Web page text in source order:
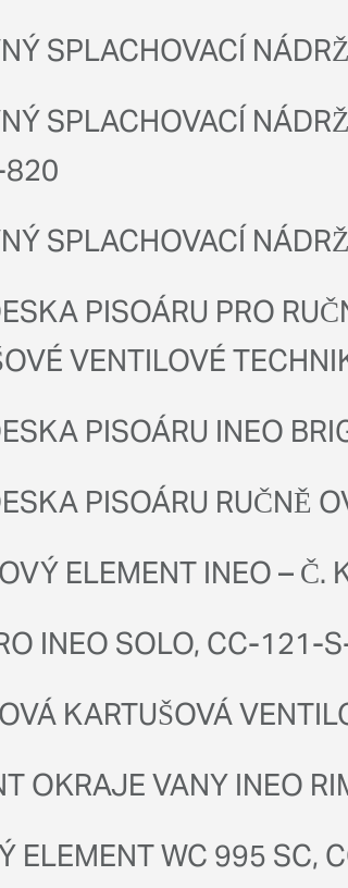
SPLACHOVACÍ
SPLACHOVACÍ
SPLACHOVACÍ
PISOÁRU PRO
VENTILOVÉ
PISOÁRU INEO
PISOÁRU RUČNĚ
ELEMENT INEO – Č.
INEO SOLO, CC-121-
KARTUŠOVÁ
OKRAJE VANY INEO
ELEMENT WC 995 SC,